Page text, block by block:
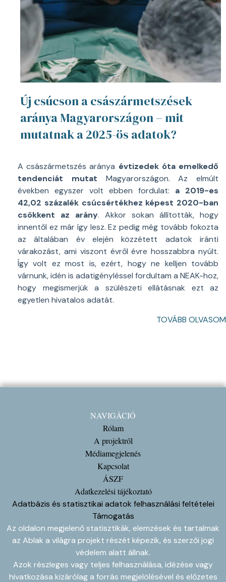
Új csúcson a császármetszések
aránya Magyarországon – mit
mutatnak a 2025-ös adatok?
A császármetszés aránya évtizedek óta emelkedő
tendenciát mutat Magyarországon. Az elmúlt
években egyszer volt ebben fordulat: a 2019-es
42,02 százalék csúcsértékhez képest 2020-ban
csökkent az arány. Akkor sokan állították, hogy
innentől ez már így lesz. Ez pedig még tovább fokozta
az általában év elején közzétett adatok iránti
várakozást, ami viszont évről évre hosszabbra nyúlt.
Így volt ez most is, ezért, hogy ne kelljen tovább
várnunk, idén is adatigényléssel fordultam a NEAK-hoz,
hogy megismerjük a szülészeti ellátásnak ezt az
egyetlen hivatalos adatát.
TOVÁBB OLVASOM
NAVIGÁCIÓ
Rólam
A projektről
Médiamegjelenés
Kapcsolat
ÁSZF
Adatkezelési tájékoztató
Adatbázis és statisztikai adatok felhasználási feltételei
Támogatás
Az oldalon megjelenő statisztikák, elemzések és tartalmak
az Ablak a világra projekt részét képezik, és szerzői jogi
védelem alatt állnak.
Azok részleges vagy teljes felhasználása, idézése vagy
hivatkozása kizárólag a forrás megjelölésével és előzetes